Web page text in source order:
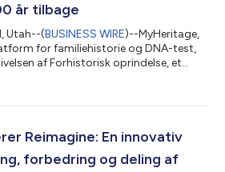
år tilbage
Utah--(BUSINESS WIRE)--MyHeritage,
for familiehistorie og DNA-test,
af Forhistorisk oprindelse, et
udvikling inden for
op til 10.000 år tilbage i tiden og
Reimagine: En innovativ
forbedring og deling af